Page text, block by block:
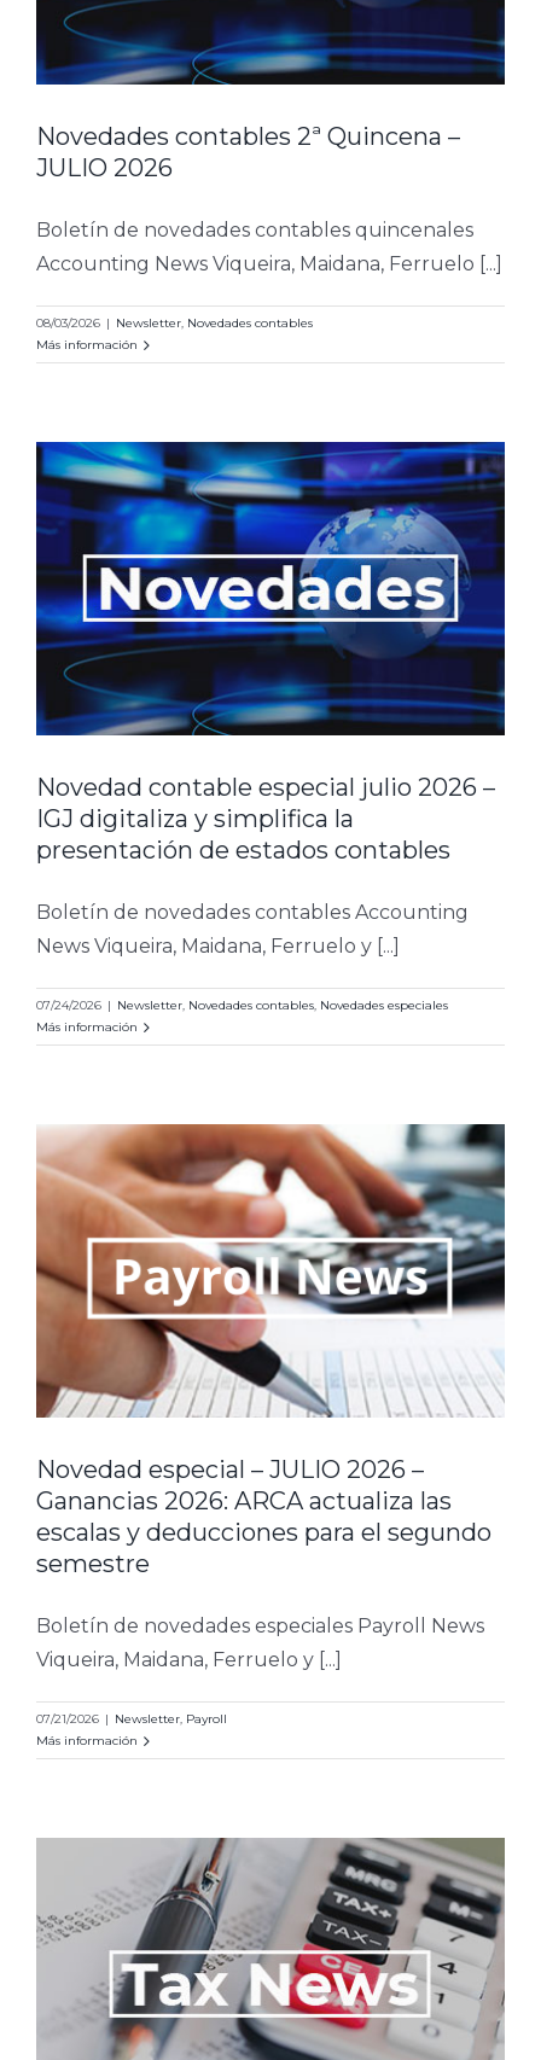
Novedades contables 2ª Quincena –
JULIO 2026
Boletín de novedades contables quincenales
Accounting News Viqueira, Maidana, Ferruelo [...]
08/03/2026 | Newsletter, Novedades contables
Más información
Novedad contable especial julio 2026 –
IGJ digitaliza y simplifica la
presentación de estados contables
Boletín de novedades contables Accounting
News Viqueira, Maidana, Ferruelo y [...]
07/24/2026 | Newsletter, Novedades contables, Novedades especiales
Más información
Novedad especial – JULIO 2026 –
Ganancias 2026: ARCA actualiza las
escalas y deducciones para el segundo
semestre
Boletín de novedades especiales Payroll News
Viqueira, Maidana, Ferruelo y [...]
07/21/2026 | Newsletter, Payroll
Más información